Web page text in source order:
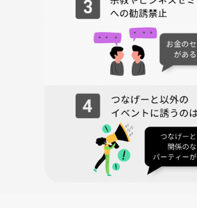
このような要望にダイレクトに答えてくれる
明るくて気さくな人が多いから緊張は必要な
①会場に到着したら受付で予約時の名前をス
＊受付は開始時間の10分前です
③お部屋に進み、お荷物を部屋の周りにある
置きます（貴重品、携帯電話、名刺入れ、見
④スタッフがテーブル番号を指定させていた
たらスタートしてください（名刺をお持ちの
ルの全員としてください）